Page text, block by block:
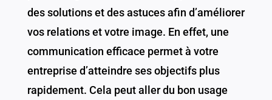
des solutions et des astuces afin d’améliorer
vos relations et votre image. En effet, une
communication efficace permet à votre
entreprise d’atteindre ses objectifs plus
rapidement. Cela peut aller du bon usage